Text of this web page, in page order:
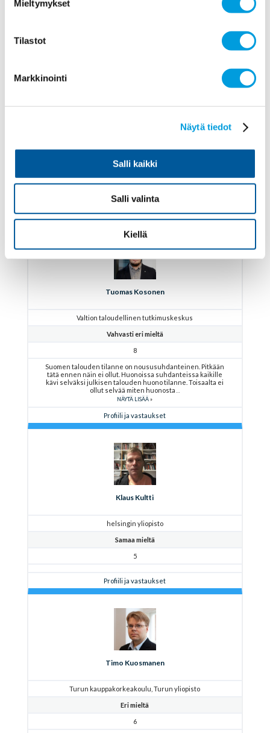
Mieltymykset
Tilastot
Markkinointi
Näytä tiedot
Salli kaikki
Salli valinta
Kiellä
Turun yliopisto
Eri mieltä
6
Tuomas Kosonen
Valtion taloudellinen tutkimuskeskus
Vahvasti eri mieltä
8
Suomen talouden tilanne on noususuhdanteinen. Pitkään
tätä ennen näin ei ollut. Huonoissa suhdanteissa kaikille
kävi selväksi julkisen talouden huono tilanne. Toisaalta ei
ollut selvää miten huonosta
NÄYTÄ LISÄÄ
Profiili ja vastaukset
Klaus Kultti
helsingin yliopisto
Samaa mieltä
5
Profiili ja vastaukset
Timo Kuosmanen
Turun kauppakorkeakoulu, Turun yliopisto
Eri mieltä
6